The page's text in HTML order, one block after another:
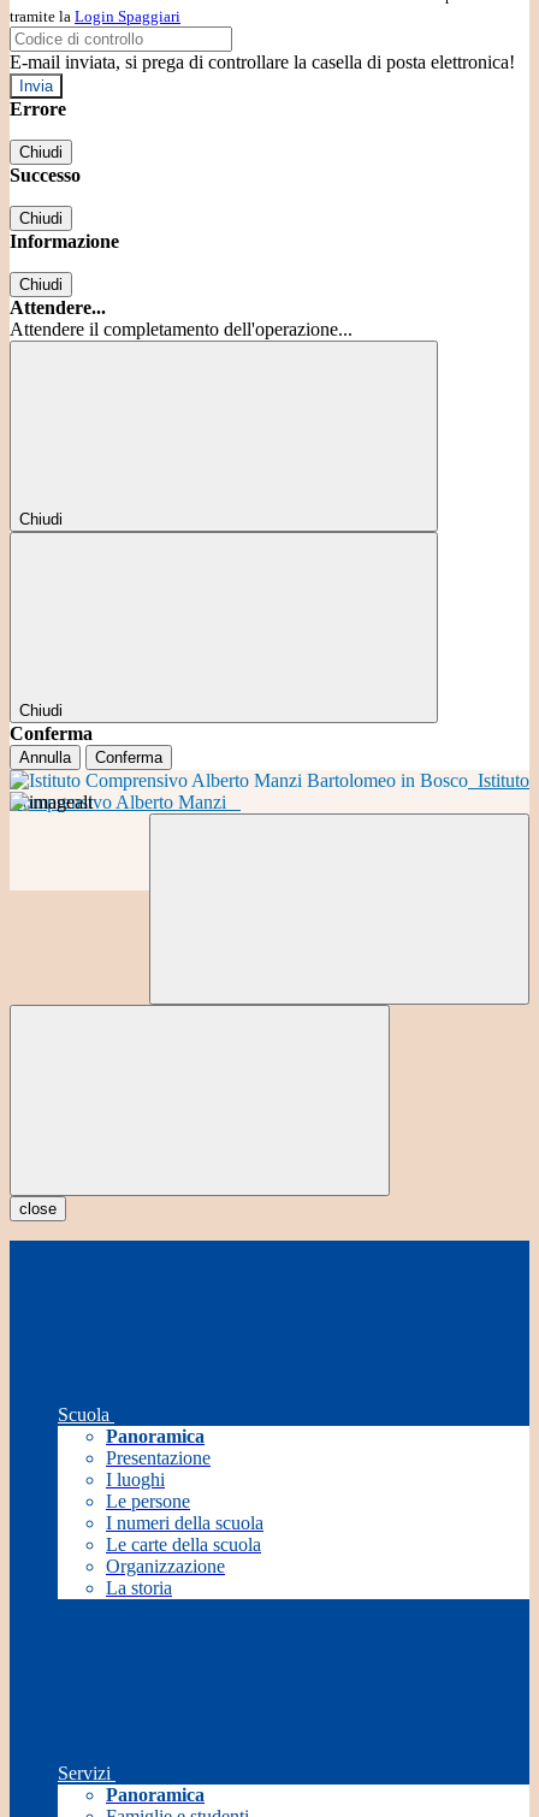
tramite la Login Spaggiari
E-mail inviata, si prega di controllare la casella di posta elettronica!
Errore
Chiudi
Successo
Chiudi
Informazione
Chiudi
Attendere...
Attendere il completamento dell'operazione...
Chiudi
Chiudi
Conferma
Annulla Conferma
Istituto
Comprensivo Alberto Manzi
close
Scuola
Panoramica
Presentazione
I luoghi
Le persone
I numeri della scuola
Le carte della scuola
Organizzazione
La storia
Servizi
Panoramica